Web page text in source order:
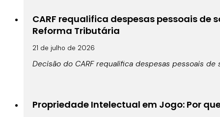
CARF requalifica despesas pessoais
Reforma Tributária
21 de julho de 2026
Decisão do CARF requalifica despesas pessoais
Propriedade Intelectual em Jogo: Por